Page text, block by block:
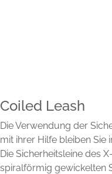
Coiled Leash
Die Verwendung der
mit ihrer Hilfe bleiben Sie
Die Sicherheitsleine des
spiralförmig gewickelten